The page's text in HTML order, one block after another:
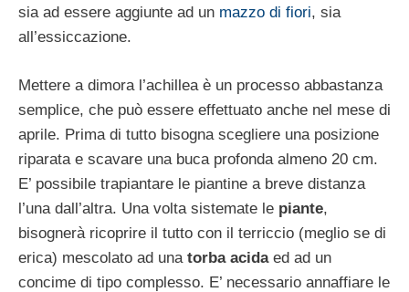
sia ad essere aggiunte ad un mazzo di fiori, sia
all’essiccazione.
Mettere a dimora l’achillea è un processo abbastanza
semplice, che può essere effettuato anche nel mese di
aprile. Prima di tutto bisogna scegliere una posizione
riparata e scavare una buca profonda almeno 20 cm.
E’ possibile trapiantare le piantine a breve distanza
l’una dall’altra. Una volta sistemate le piante,
bisognerà ricoprire il tutto con il terriccio (meglio se di
erica) mescolato ad una torba acidaed ad un
concime di tipo complesso. E’ necessario annaffiare le